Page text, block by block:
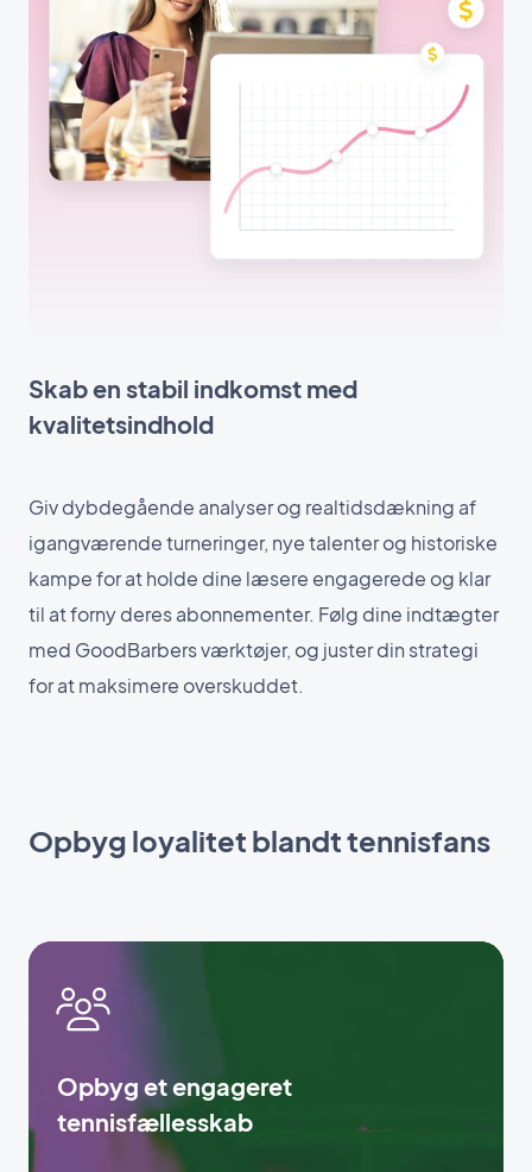
Skab en stabil indkomst med
kvalitetsindhold
Giv dybdegående analyser og realtidsdækning af
igangværende turneringer, nye talenter og historiske
kampe for at holde dine læsere engagerede og klar
til at forny deres abonnementer. Følg dine indtægter
med GoodBarbers værktøjer, og juster din strategi
for at maksimere overskuddet.
Opbyg loyalitet blandt tennisfans
Opbyg et engageret
tennisfællesskab